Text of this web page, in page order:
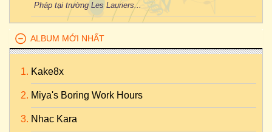
Pháp tại trường Les Lauriers...
ALBUM MỚI NHẤT
Kake8x
Miya's Boring Work Hours
Nhac Kara